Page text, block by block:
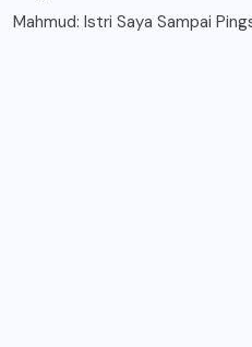
Mahmud: Istri Saya Sampai